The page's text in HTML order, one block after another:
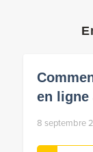
en ligne
8 septembre